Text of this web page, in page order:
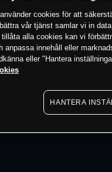
cookies för att
vår tjänst samlar vi in
alla cookies kan vi
anpassa innehåll eller
eller "Hantera
HANTERA